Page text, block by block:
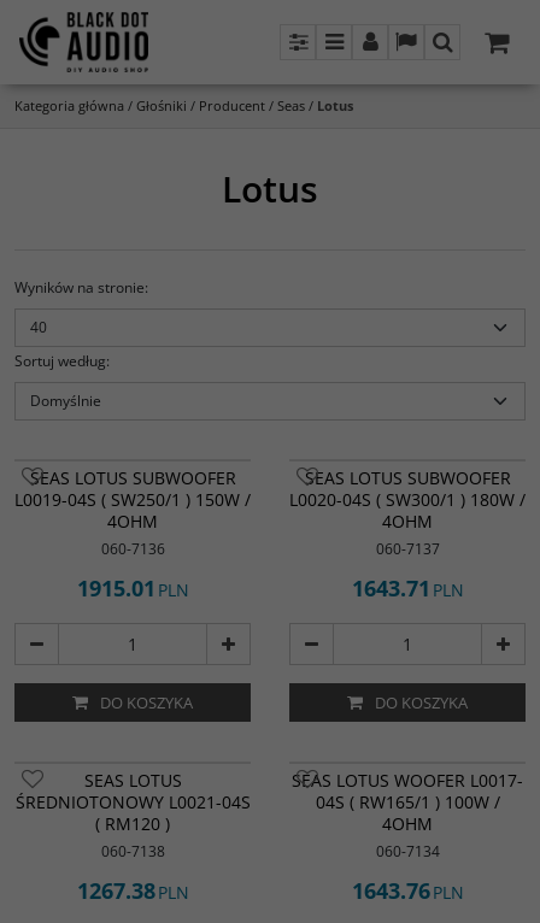
PanelMenuPanel LangSzukaj
Kategoria główna / Głośniki / Producent / Seas / Lotus
Lotus
Wyników na stronie:
Sortuj według:
SEAS LOTUS SUBWOOFER
L0019-04S ( SW250/1 ) 150W /
4OHM
060-7136
1915.01 PLN
DO KOSZYKA
SEAS LOTUS SUBWOOFER
L0020-04S ( SW300/1 ) 180W /
4OHM
060-7137
1643.71 PLN
DO KOSZYKA
SEAS LOTUS
ŚREDNIOTONOWY L0021-04S
( RM120 )
060-7138
1267.38PLN
SEAS LOTUS WOOFER L0017-
04S ( RW165/1 ) 100W /
4OHM
060-7134
1643.76PLN